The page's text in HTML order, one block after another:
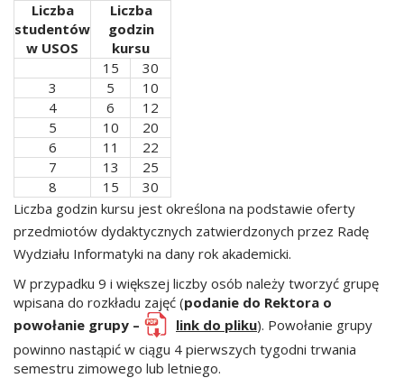
Liczba
studentów
w USOS
Liczba
godzin
kursu
15
30
3
5
10
4
6
12
5
10
20
6
11
22
7
13
25
8
15
30
Liczba godzin kursu jest określona na podstawie oferty
przedmiotów dydaktycznych zatwierdzonych przez Radę
Wydziału Informatyki na dany rok akademicki.
W przypadku 9 i większej liczby osób należy tworzyć grupę
wpisana do rozkładu zajęć (podanie do Rektora o
powołanie grupy –
link do pliku). Powołanie grupy
powinno nastąpić w ciągu 4 pierwszych tygodni trwania
semestru zimowego lub letniego.